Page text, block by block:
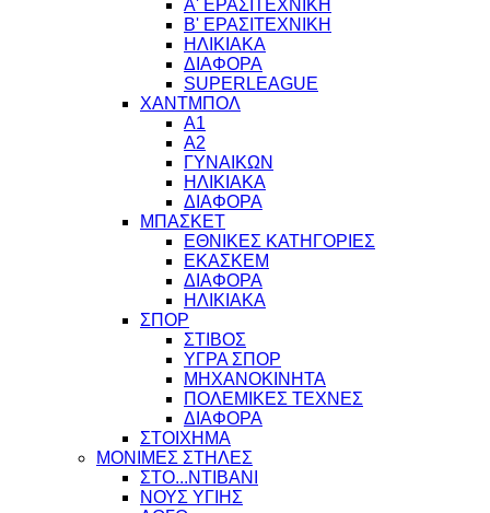
Α' ΕΡΑΣΙΤΕΧΝΙΚΗ
Β' ΕΡΑΣΙΤΕΧΝΙΚΗ
ΗΛΙΚΙΑΚΑ
ΔΙΑΦΟΡΑ
SUPERLEAGUE
ΧΑΝΤΜΠΟΛ
Α1
Α2
ΓΥΝΑΙΚΩΝ
ΗΛΙΚΙΑΚΑ
ΔΙΑΦΟΡΑ
ΜΠΑΣΚΕΤ
ΕΘΝΙΚΕΣ ΚΑΤΗΓΟΡΙΕΣ
ΕΚΑΣΚΕΜ
ΔΙΑΦΟΡΑ
ΗΛΙΚΙΑΚΑ
ΣΠΟΡ
ΣΤΙΒΟΣ
ΥΓΡΑ ΣΠΟΡ
ΜΗΧΑΝΟΚΙΝΗΤΑ
ΠΟΛΕΜΙΚΕΣ ΤΕΧΝΕΣ
ΔΙΑΦΟΡΑ
ΣΤΟΙΧΗΜΑ
ΜΟΝΙΜΕΣ ΣΤΗΛΕΣ
ΣΤΟ...ΝΤΙΒΑΝΙ
ΝΟΥΣ ΥΓΙΗΣ